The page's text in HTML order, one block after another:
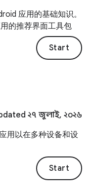
应用的基础知识。
的推荐界面工具包
Start
২৭ জুলাই, ২০২৬
用以在多种设备和设
Start